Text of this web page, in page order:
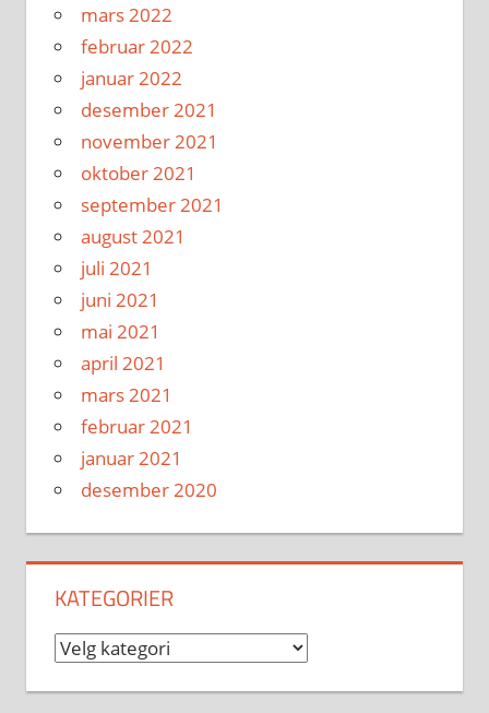
mars 2022
februar 2022
januar 2022
desember 2021
november 2021
oktober 2021
september 2021
august 2021
juli 2021
juni 2021
mai 2021
april 2021
mars 2021
februar 2021
januar 2021
desember 2020
KATEGORIER
Kategorier